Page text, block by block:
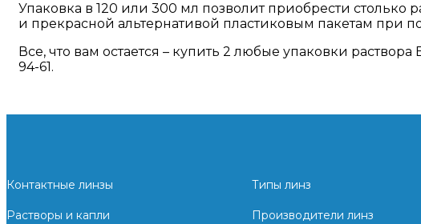
Упаковка в 120 или 300 мл позволит приобрести столько
и прекрасной альтернативой пластиковым пакетам при
Все, что вам остается – купить 2 любые упаковки
94-61.
Контактные линзы
Растворы и капли
Типы линз
Производители линз